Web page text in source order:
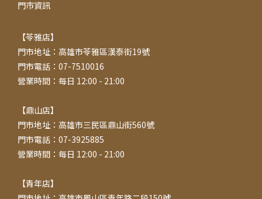
門市資訊
【苓雅店】
門市地址：高雄市苓雅區漢泰街19號
門市電話：07-7510016
營業時間：每日 12:00 - 21:00
【鼎山店】
門市地址：高雄市三民區鼎山街560號
門市電話：07-3925885
營業時間：每日 12:00 - 21:00
【青年店】